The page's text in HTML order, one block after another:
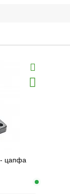
- цапфа